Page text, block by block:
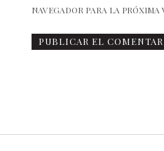
NAVEGADOR PARA LA PRÓXIMA